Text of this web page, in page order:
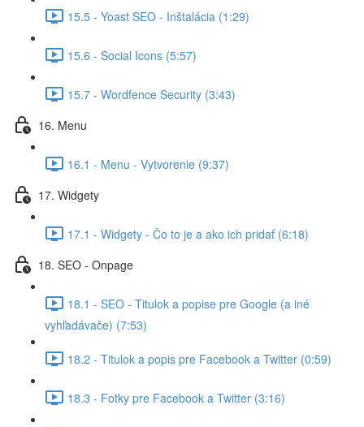
15.5 - Yoast SEO - Inštalácia (1:29)
15.6 - Social Icons (5:57)
15.7 - Wordfence Security (3:43)
16. Menu
16.1 - Menu - Vytvorenie (9:37)
17. Widgety
17.1 - Widgety - Čo to je a ako ich pridať (6:18)
18. SEO - Onpage
18.1 - SEO - Titulok a popise pre Google (a iné
vyhľadávače) (7:53)
18.2 - Titulok a popis pre Facebook a Twitter (0:59)
18.3 - Fotky pre Facebook a Twitter (3:16)